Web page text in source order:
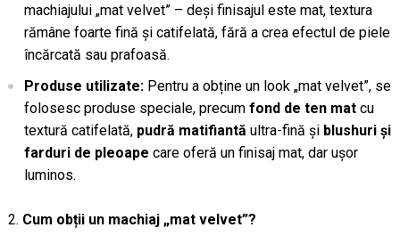
machiajului „mat velvet” – deși finisajul este mat, textura
rămâne foarte fină și catifelată, fără a crea efectul de piele
încărcată sau prafoasă.
Produse utilizate:Pentru a obține un look „mat velvet”, se
folosesc produse speciale, precum fond de ten matcu
textură catifelată, pudră matifiantă ultra-fină și blushuri și
farduri de pleoape care oferă un finisaj mat, dar ușor
luminos.
Cum obții un machiaj „mat velvet”?